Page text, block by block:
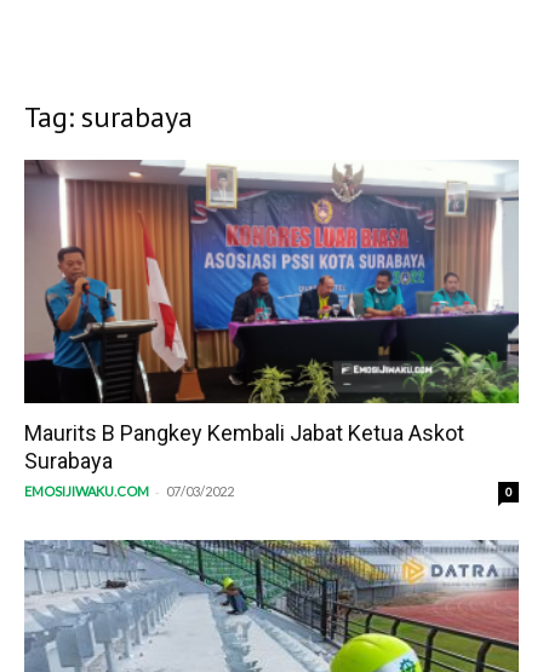
Tag: surabaya
Maurits B Pangkey Kembali Jabat Ketua Askot
Surabaya
EMOSIJIWAKU.COM - 07/03/2022 0